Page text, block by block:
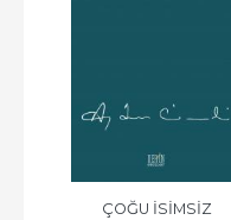
ÇOĞU İSİMSİZ